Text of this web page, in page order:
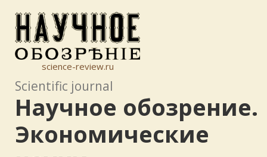
science-review.ru
Scientific journal
Научное обозрение.
Экономические